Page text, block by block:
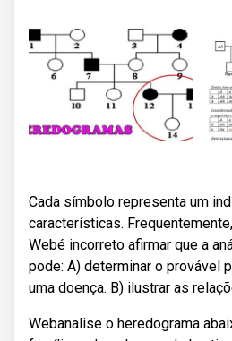
Cada símbolo representa um
características.
Webé incorreto afirmar que a
pode: A) determinar o provável
uma doença. B) ilustrar as
Webanalise o heredograma